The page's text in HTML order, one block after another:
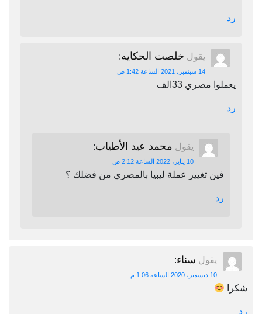
رد
يقول خلصت الحكايه:
14 سبتمبر، 2021 الساعة 1:42 ص
يعملوا مصري 33الف
رد
يقول محمد عيد الأطياب:
10 يناير، 2022 الساعة 2:12 ص
فين تغيير عملة ليبيا بالمصري من فضلك ؟
رد
يقول سناء:
10 ديسمبر، 2020 الساعة 1:06 م
شكرا
رد